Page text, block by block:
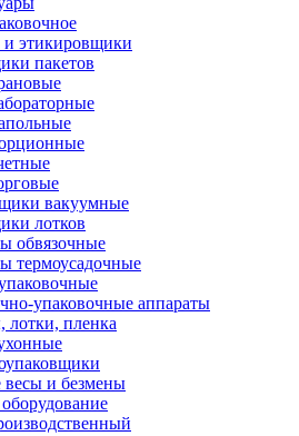
и этикировщики
пакетов
вакуумные
лотков
обвязочные
термоусадочные
упаковочные аппараты
лотки, пленка
и безмены